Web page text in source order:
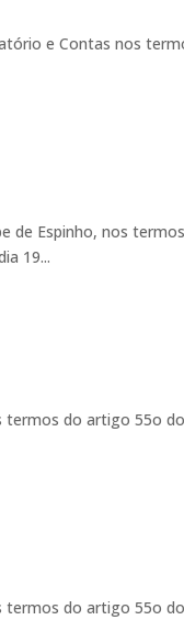
e Contas nos
de Espinho, nos
19...
termos do artigo 55o
termos do artigo 55o